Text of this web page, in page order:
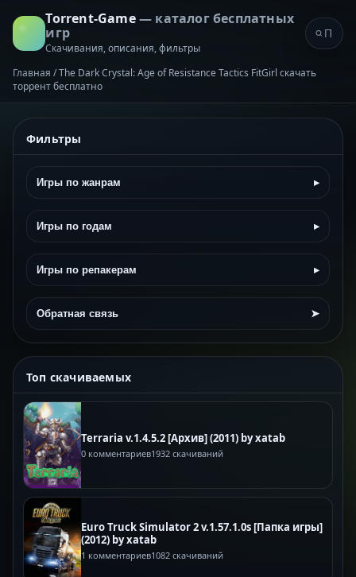
Torrent-Game— каталог бесплатных
игр
Скачивания, описания, фильтры
Главная /The Dark Crystal: Age of Resistance Tactics FitGirl скачать
торрент бесплатно
Фильтры
Игры по жанрам ▸
Игры по годам ▸
Игры по репакерам ▸
Обратная связь ➤
Топ скачиваемых
Terraria v.1.4.5.2 [Архив] (2011) by xatab
0 комментариев1932 скачиваний
Euro Truck Simulator 2 v.1.57.1.0s [Папка игры]
(2012) by xatab
1 комментариев1082 скачиваний